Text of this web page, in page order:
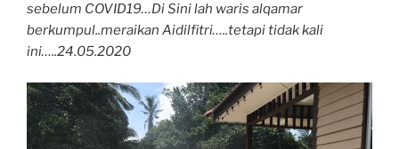
sebelum COVID19…Di Sini lah waris alqamar
berkumpul..meraikan Aidilfitri…..tetapi tidak kali
ini…..24.05.2020